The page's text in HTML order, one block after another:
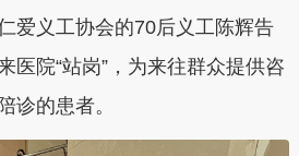
爱义工协会的70后义工陈辉告
医院“站岗”，为来往群众提供咨
诊的患者。